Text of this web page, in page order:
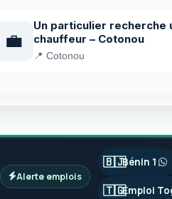
💼
Un particulier recherche
chauffeur – Cotonou
📍 Cotonou
Alerte emplois
🇧🇯Bénin 1
🇹🇬Emploi